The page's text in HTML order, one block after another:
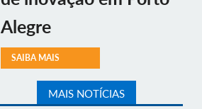
Alegre
SAIBA MAIS
MAIS NOTÍCIAS